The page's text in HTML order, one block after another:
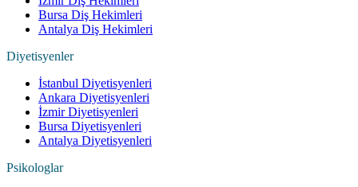
Bursa Diş Hekimleri
Antalya Diş Hekimleri
Diyetisyenler
İstanbul Diyetisyenleri
Ankara Diyetisyenleri
İzmir Diyetisyenleri
Bursa Diyetisyenleri
Antalya Diyetisyenleri
Psikologlar